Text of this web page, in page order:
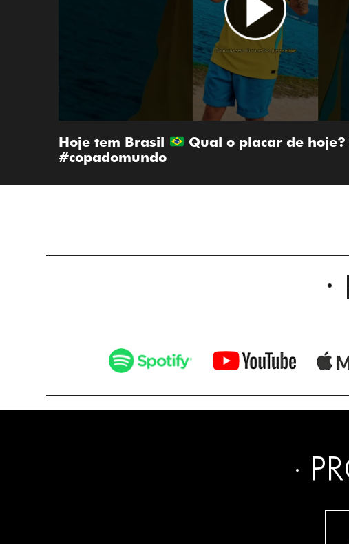
Hoje tem Brasil
Qual o placar de
#copadomundo